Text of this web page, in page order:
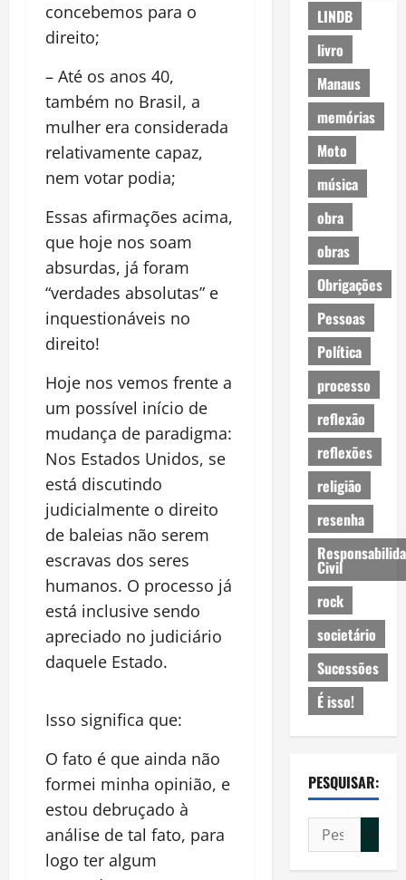
concebemos para o
direito;
– Até os anos 40,
também no Brasil, a
mulher era considerada
relativamente capaz,
nem votar podia;
Essas afirmações acima,
que hoje nos soam
absurdas, já foram
“verdades absolutas” e
inquestionáveis no
direito!
Hoje nos vemos frente a
um possível início de
mudança de paradigma:
Nos Estados Unidos, se
está discutindo
judicialmente o direito
de baleias não serem
escravas dos seres
humanos. O processo já
está inclusive sendo
apreciado no judiciário
daquele Estado.
Isso significa que:
O fato é que ainda não
formei minha opinião, e
estou debruçado à
análise de tal fato, para
logo ter algum
LINDB
livro
Manaus
memórias
Moto
música
obra
obras
Obrigações
Pessoas
Política
processo
reflexão
reflexões
religião
resenha
Civil
rock
societário
Sucessões
É isso!
PESQUISAR:
Pesquisar
por: